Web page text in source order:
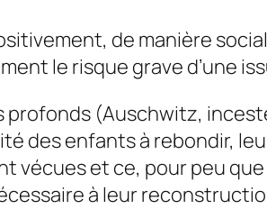
de manière
le risque grave d’une
(Auschwitz,
des enfants à rebondir,
vécues et ce, pour peu
à leur